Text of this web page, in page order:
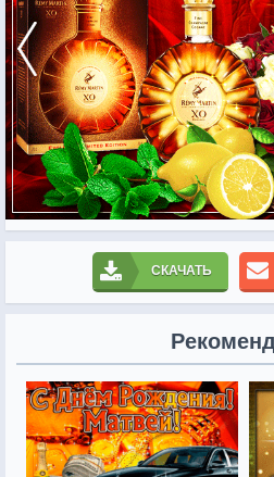
СКАЧАТЬ